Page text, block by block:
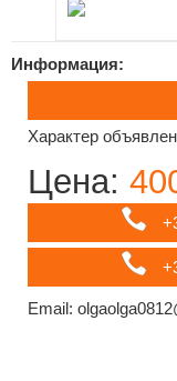
Информация:
Характер
Цена:
Email: